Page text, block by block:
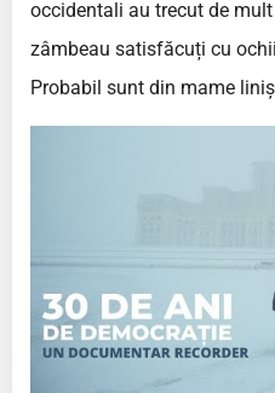
occidentali au trecut de
zâmbeau satisfăcuți cu
Probabil sunt din mame